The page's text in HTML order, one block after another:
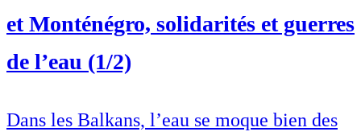
et Monténégro, solidarités et guerres
de l’eau (1/2)
Dans les Balkans, l’eau se moque bien des